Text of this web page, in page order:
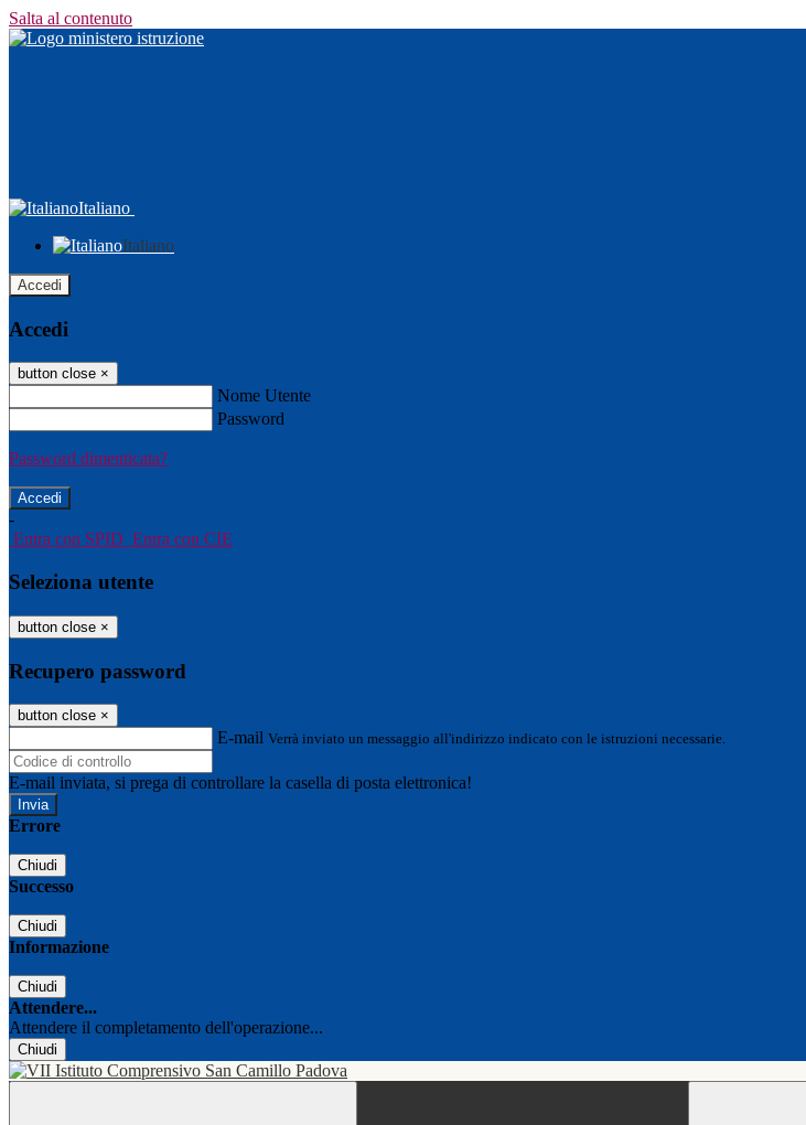
Salta al contenuto
Italiano
Italiano
Accedi
Accedi
button close ×
Nome Utente
Password
Password dimenticata?
-
Entra con SPID Entra con CIE
Seleziona utente
button close ×
Recupero password
button close ×
E-mail Verrà inviato un messaggio all'indirizzo indicato con le istruzioni necessarie.
E-mail inviata, si prega di controllare la casella di posta elettronica!
Errore
Chiudi
Successo
Chiudi
Informazione
Chiudi
Attendere...
Attendere il completamento dell'operazione...
Chiudi